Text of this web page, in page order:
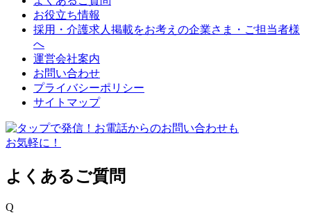
お役立ち情報
採用・介護求人掲載をお考えの企業さま・ご担当者様
へ
運営会社案内
お問い合わせ
プライバシーポリシー
サイトマップ
よくあるご質問
Q